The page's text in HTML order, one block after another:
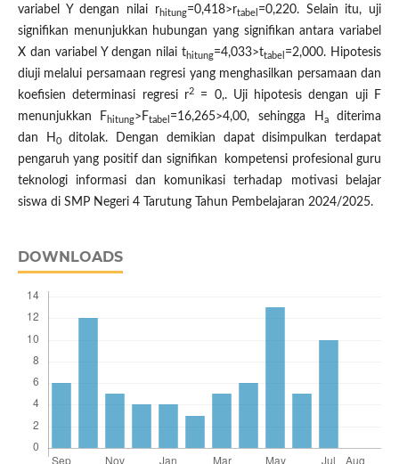
variabel Y dengan nilai rhitung=0,418>rtabel =0,220. Selain itu, uji
signifikan menunjukkan hubungan yang signifikan antara variabel
X dan variabel Y dengan nilai thitung=4,033>ttabel =2,000. Hipotesis
diuji melalui persamaan regresi yang menghasilkan persamaan dan
koefisien determinasi regresi r2= 0,. Uji hipotesis dengan uji F
menunjukkan Fhitung>Ftabel =16,265>4,00, sehingga H aditerima
dan H 0ditolak. Dengan demikian dapat disimpulkan terdapat
pengaruh yang positif dan signifikan kompetensi profesional guru
teknologi informasi dan komunikasi terhadap motivasi belajar
siswa di SMP Negeri 4 Tarutung Tahun Pembelajaran 2024/2025.
DOWNLOADS